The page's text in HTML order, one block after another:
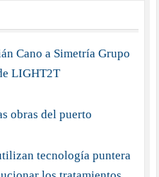
Cano a Simetría Grupo
LIGHT2T
obras del puerto
tecnología puntera